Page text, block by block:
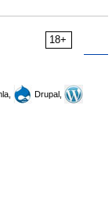
18+
Drupal,